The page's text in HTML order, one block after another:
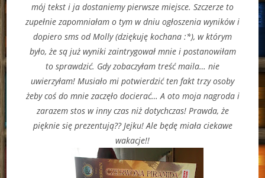
mój tekst i ja dostaniemy pierwsze miejsce. Szczerze to
zupełnie zapomniałam o tym w dniu ogłoszenia wyników i
dopiero sms od Molly (dziękuję kochana :*), w którym
było, że są już wyniki zaintrygował mnie i postanowiłam
to sprawdzić. Gdy zobaczyłam treść maila… nie
uwierzyłam! Musiało mi potwierdzić ten fakt trzy osoby
żeby coś do mnie zaczęło docierać… A oto moja nagroda i
zarazem stos w inny czas niż dotychczas! Prawda, że
pięknie się prezentują?? Jejku! Ale będę miała ciekawe
wakacje!!